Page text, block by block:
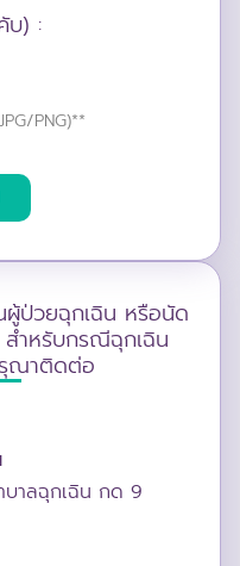
บ) :
PNG)**
ผู้ป่วยฉุกเฉิน หรือนัด
ำหรับกรณีฉุกเฉิน
ณาติดต่อ
าลฉุกเฉิน กด 9